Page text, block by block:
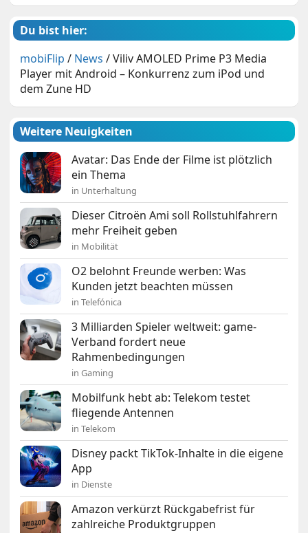
Du bist hier:
mobiFlip / News /Viliv AMOLED Prime P3 Media
Player mit Android – Konkurrenz zum iPod und
dem Zune HD
Weitere Neuigkeiten
Avatar: Das Ende der Filme ist plötzlich
ein Thema
in Unterhaltung
Dieser Citroën Ami soll Rollstuhlfahrern
mehr Freiheit geben
in Mobilität
O2 belohnt Freunde werben: Was
Kunden jetzt beachten müssen
in Telefónica
3 Milliarden Spieler weltweit: game-
Verband fordert neue
Rahmenbedingungen
in Gaming
Mobilfunk hebt ab: Telekom testet
fliegende Antennen
in Telekom
Disney packt TikTok-Inhalte in die eigene
App
in Dienste
Amazon verkürzt Rückgabefrist für
zahlreiche Produktgruppen